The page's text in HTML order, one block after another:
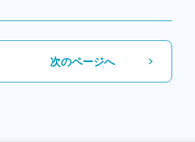
次のページへ